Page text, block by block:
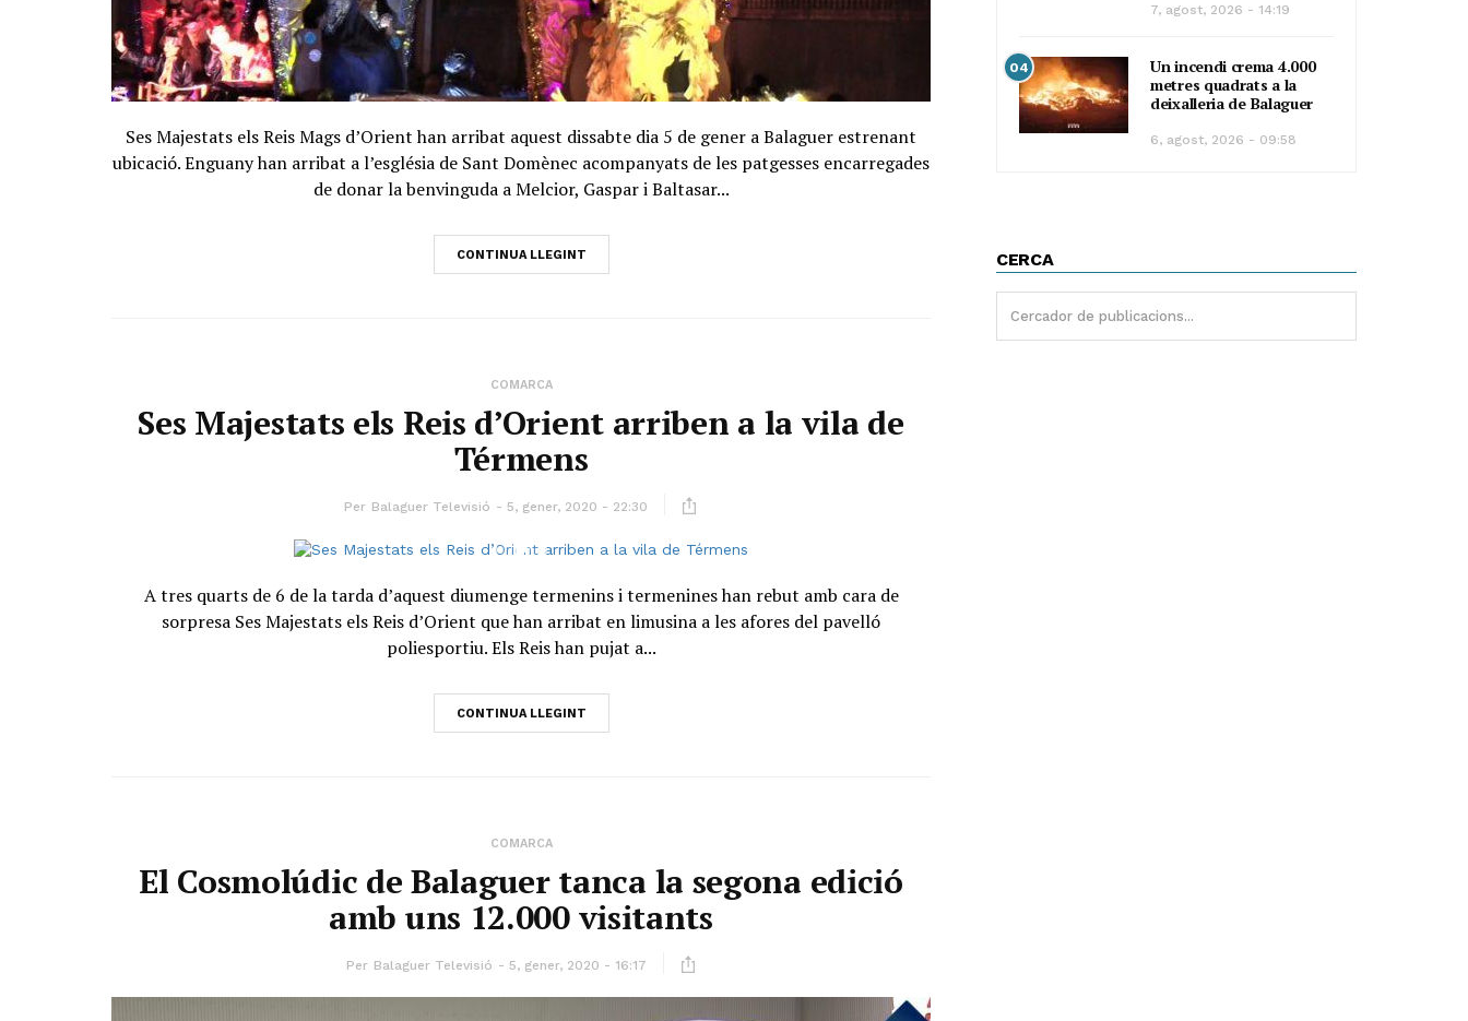
Ses Majestats els Reis Mags d’Orient han arribat aquest dissabte dia 5 de gener a Balaguer estrenant
ubicació. Enguany han arribat a l’església de Sant Domènec acompanyats de les patgesses encarregades
de donar la benvinguda a Melcior, Gaspar i Baltasar...
CONTINUA LLEGINT
COMARCA
Ses Majestats els Reis d’Orient arriben a la vila de
Térmens
Per Balaguer Televisió 5, gener, 2020 - 22:30
A tres quarts de 6 de la tarda d’aquest diumenge termenins i termenines han rebut amb cara de
sorpresa Ses Majestats els Reis d’Orient que han arribat en limusina a les afores del pavelló
poliesportiu. Els Reis han pujat a...
CONTINUA LLEGINT
COMARCA
El Cosmolúdic de Balaguer tanca la segona edició
amb uns 12.000 visitants
Per Balaguer Televisió 5, gener, 2020 - 16:17
7, agost, 2026 - 14:19
04
Un incendi crema 4.000
metres quadrats a la
deixalleria de Balaguer
6, agost, 2026 - 09:58
CERCA